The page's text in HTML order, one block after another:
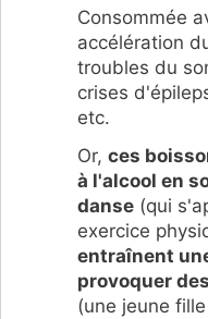
Consommée
accélération
troubles du
crises
etc.
Or, ces
à l'alcool en
danse (qui
exercice
entraînent
provoquer
(une jeune